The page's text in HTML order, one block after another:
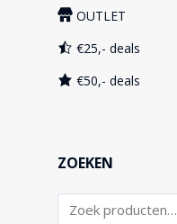
OUTLET
€25,- deals
€50,- deals
ZOEKEN